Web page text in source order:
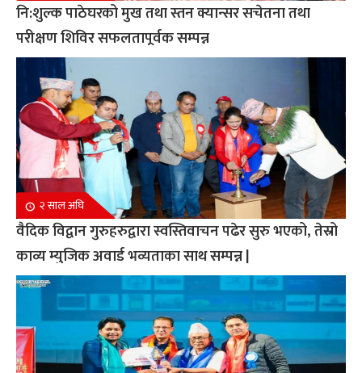
नि:शुल्क पाठेघरको मुख तथा स्तन क्यान्सर सचेतना तथा
परीक्षण शिविर सफलतापूर्वक सम्पन्न
२ साल अघि
वैदिक विद्वान गुरुहरुद्वारा स्वस्तिवाचन पढेर सुरु भएको, तेस्रो
काव्य म्युजिक अवार्ड भव्यताका साथ सम्पन्न |